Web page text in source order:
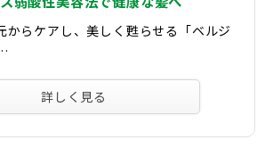
からケアし、美しく甦らせる「ベルジ
詳しく見る